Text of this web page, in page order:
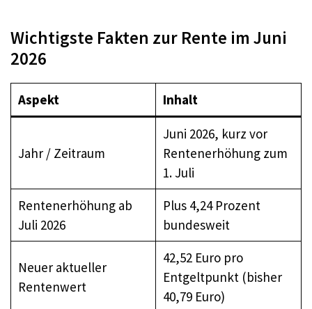
Wichtigste Fakten zur Rente im Juni
2026
Aspekt Inhalt
Jahr / Zeitraum
Juni 2026, kurz vor
Rentenerhöhung zum
1. Juli
Rentenerhöhung ab
Juli 2026
Plus 4,24 Prozent
bundesweit
Neuer aktueller
Rentenwert
42,52 Euro pro
Entgeltpunkt (bisher
40,79 Euro)